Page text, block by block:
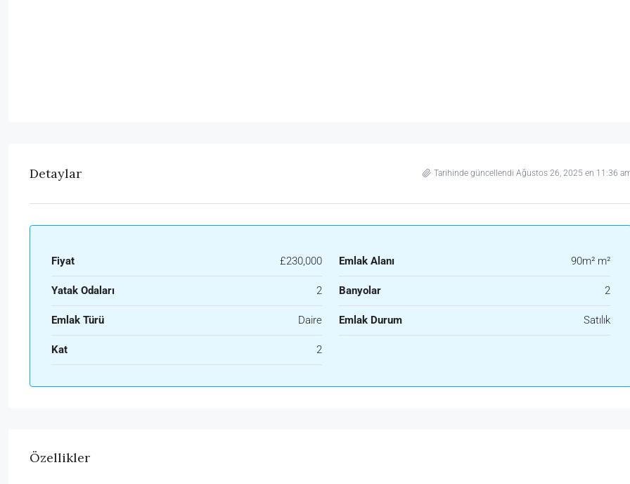
Detaylar Tarihinde güncellendi Ağustos 26, 2025 en 11:36
Fiyat £230,000 Emlak Alanı 90m² m²
Yatak Odaları 2 Banyolar 2
Emlak Türü Daire Emlak Durum Satılık
Kat 2
Özellikler